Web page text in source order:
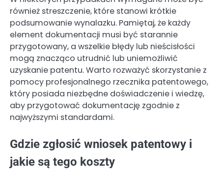
również streszczenie, które stanowi krótkie
podsumowanie wynalazku. Pamiętaj, że każdy
element dokumentacji musi być starannie
przygotowany, a wszelkie błędy lub nieścisłości
mogą znacząco utrudnić lub uniemożliwić
uzyskanie patentu. Warto rozważyć skorzystanie z
pomocy profesjonalnego rzecznika patentowego,
który posiada niezbędne doświadczenie i wiedzę,
aby przygotować dokumentację zgodnie z
najwyższymi standardami.
Gdzie zgłosić wniosek patentowy i
jakie są tego koszty